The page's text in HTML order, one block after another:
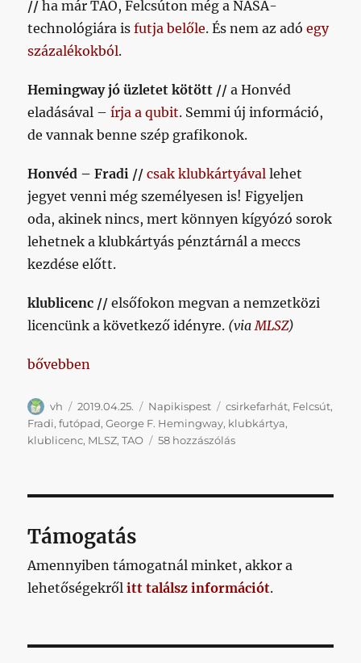
// ha már TAO, Felcsúton még a NASA-
technológiára isfutja belőle. És nem az adóegy
százalékokból.
Hemingway jó üzletet kötött //a Honvéd
eladásával –írja a qubit. Semmi új információ,
de vannak benne szép grafikonok.
Honvéd – Fradi // csak klubkártyával lehet
jegyet venni még személyesen is! Figyeljen
oda, akinek nincs, mert könnyen kígyózó sorok
lehetnek a klubkártyás pénztárnál a meccs
kezdése előtt.
klublicenc //elsőfokon megvan a nemzetközi
licencünk a következő idényre. (via MLSZ)
„Napikispest 2019.04.25.”
bővebben
Szerző
vh Közzétéve
2019.04.25. Kategória
Napikispest Címke
csirkefarhát, Felcsút,
Fradi,futópad,George F. Hemingway, klubkártya,
klublicenc, MLSZ,TAO 58 hozzászólásNapikispest
Támogatás
Amennyiben támogatnál minket, akkor a
lehetőségekrőlitt találsz információt.